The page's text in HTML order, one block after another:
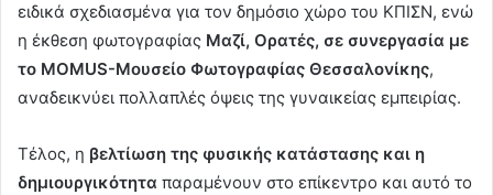
ειδικά σχεδιασμένα για τον δημόσιο χώρο του ΚΠΙΣΝ, ενώ
η έκθεση φωτογραφίας Μαζί, Ορατές, σε συνεργασία με
το MOMUS-Μουσείο Φωτογραφίας Θεσσαλονίκης,
αναδεικνύει πολλαπλές όψεις της γυναικείας εμπειρίας.
Τέλος, η βελτίωση της φυσικής κατάστασης και η
δημιουργικότητα παραμένουν στο επίκεντρο και αυτό το